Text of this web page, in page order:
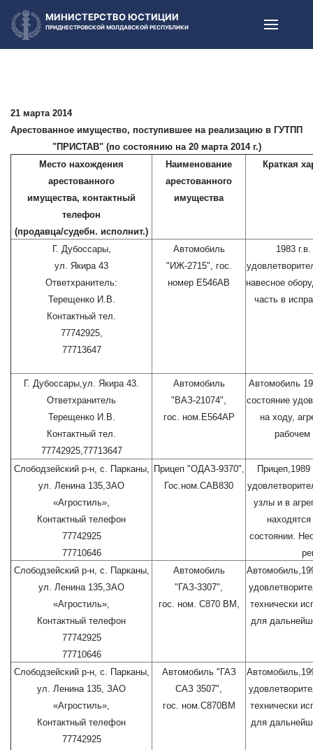
МИНИСТЕРСТВО ЮСТИЦИИ
ПРИДНЕСТРОВСКОЙ МОЛДАВСКОЙ РЕСПУБЛИКИ
21 марта 2014
Арестованное имущество, поступившее на реализацию в ГУТПП
"ПРИСТАВ" (по состоянию на 20 марта 2014 г.)
Место нахождения
арестованного
имущества, контактный
телефон
(продавца/судебн. исполнит.)
Наименование
арестованного
имущества
Краткая
Г. Дубоссары,
ул. Якира 43
Ответхранитель:
Терещенко И.В.
Контактный тел.
77742925,
77713647
Автомобиль
"ИЖ-2715", гос.
номер Е546АВ
1983
навесное
часть в
Г. Дубоссары,ул. Якира 43.
Ответхранитель
Терещенко И.В.
Контактный тел.
77742925,77713647
Автомобиль
"ВАЗ-21074",
гос. ном.Е564АР
Автомобиль
состояние
на ходу,
рабочем
Слободзейский р-н, с. Парканы,
ул. Ленина 135,ЗАО
«Агростиль»,
Контактный телефон
77742925
77710646
Прицеп "ОДАЗ-9370",
Гос.ном.САВ830
узлы и в
состоянии.
Слободзейский р-н, с. Парканы,
ул. Ленина 135,ЗАО
«Агростиль»,
Контактный телефон
77742925
77710646
Автомобиль
"ГАЗ-3307",
гос. ном. С870 ВМ,
технически
для
Слободзейский р-н, с. Парканы,
ул. Ленина 135, ЗАО
«Агростиль»,
Контактный телефон
77742925
Автомобиль "ГАЗ
САЗ 3507",
гос. ном.С870ВМ
технически
для